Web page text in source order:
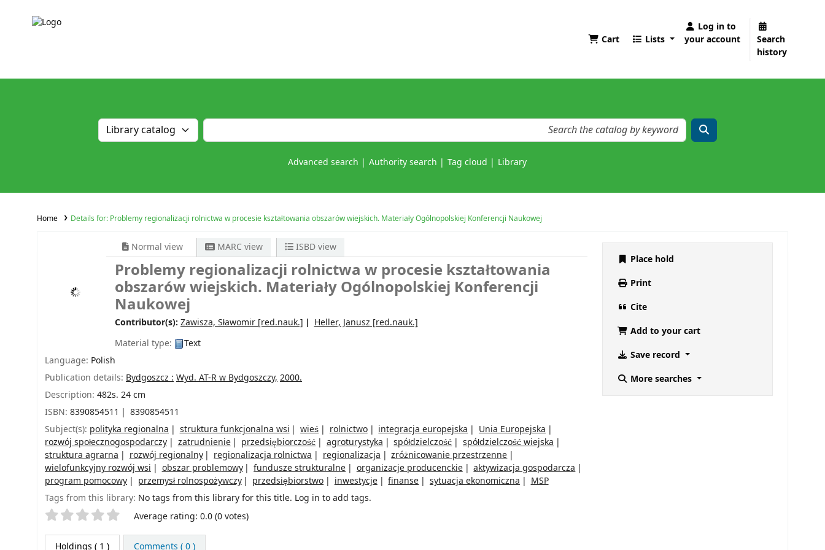
Cart Lists
Log in to
your account
Search
history
Advanced search Authority search Tag cloud Library
Home Details for: Problemy regionalizacji rolnictwa w procesie kształtowania obszarów wiejskich. Materiały Ogólnopolskiej Konferencji Naukowej
Normal view MARC view ISBD view
Problemy regionalizacji rolnictwa w procesie kształtowania
obszarów wiejskich. Materiały Ogólnopolskiej Konferencji
Naukowej
Contributor(s): Zawisza, Sławomir [red.nauk.] Heller, Janusz [red.nauk.]
Material type:
Text
Language: Polish
Publication details: Bydgoszcz : Wyd. AT-R w Bydgoszczy, 2000.
Description: 482s. 24 cm
ISBN: 8390854511
8390854511
Subject(s): polityka regionalna struktura funkcjonalna wsi wieś rolnictwo integracja europejska
Unia Europejska
rozwój społecznogospodarczy
zatrudnienie przedsiębiorczość agroturystyka spółdzielczość
spółdzielczość wiejska
struktura agrarna
rozwój regionalny regionalizacja rolnictwa regionalizacja
zróżnicowanie przestrzenne
wielofunkcyjny rozwój wsi
obszar problemowy fundusze strukturalne organizacje producenckie
aktywizacja gospodarcza
program pomocowy
przemysł rolnospożywczy przedsiębiorstwo inwestycje finanse sytuacja ekonomiczna
MSP
Tags from this library: No tags from this library for this title. Log in to add tags.
Star ratings Average rating: 0.0 (0 votes)
Holdings ( 1 ) Comments ( 0 )
Place hold
Print
Cite
Add to your cart
Save record
More searches